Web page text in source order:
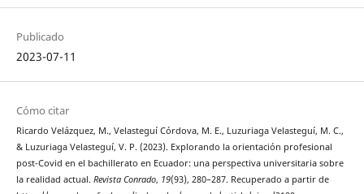
Publicado
2023-07-11
Cómo citar
Ricardo Velázquez, M., Velasteguí Córdova, M. E., Luzuriaga Velasteguí, M. C.,
& Luzuriaga Velasteguí, V. P. (2023). Explorando la orientación profesional
post-Covid en el bachillerato en Ecuador: una perspectiva universitaria sobre
la realidad actual. Revista Conrado, 19(93), 280–287. Recuperado a partir de